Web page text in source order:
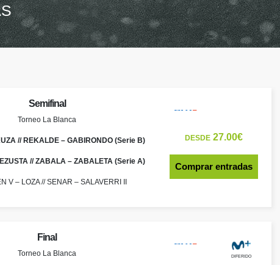
Semifinal
Torneo La Blanca
// REKALDE – GABIRONDO (Serie B)
// ZABALA – ZABALETA (Serie A)
V – LOZA // SENAR – SALAVERRI II
DESDE27.00€
Comprar entradas
Final
Torneo La Blanca DIFERIDO